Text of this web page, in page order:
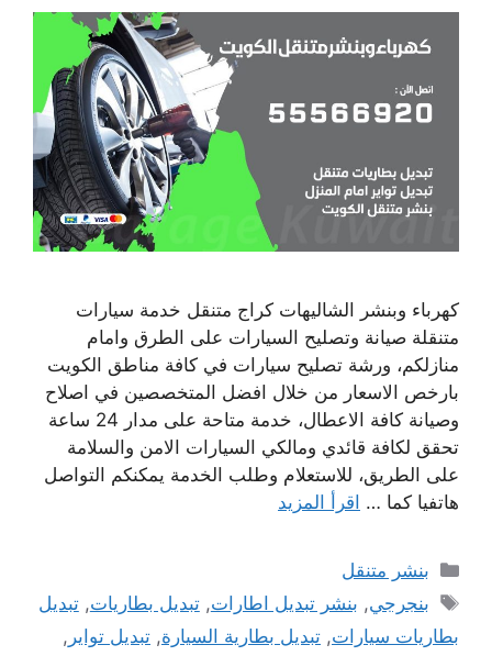
كهرباء وبنشر الشاليهات كراج متنقل خدمة سيارات
متنقلة صيانة وتصليح السيارات على الطرق وامام
منازلكم، ورشة تصليح سيارات في كافة مناطق الكويت
بارخص الاسعار من خلال افضل المتخصصين في اصلاح
وصيانة كافة الاعطال، خدمة متاحة على مدار 24 ساعة
تحقق لكافة قائدي ومالكي السيارات الامن والسلامة
على الطريق، للاستعلام وطلب الخدمة يمكنكم التواصل
هاتفيا كما … اقرأ المزيد
التصنيفات
بنشر متنقل
الوسوم
بنجرجي, بنشر تبديل اطارات,تبديل بطاريات,تبديل
بطاريات سيارات, تبديل بطارية السيارة, تبديل تواير ,